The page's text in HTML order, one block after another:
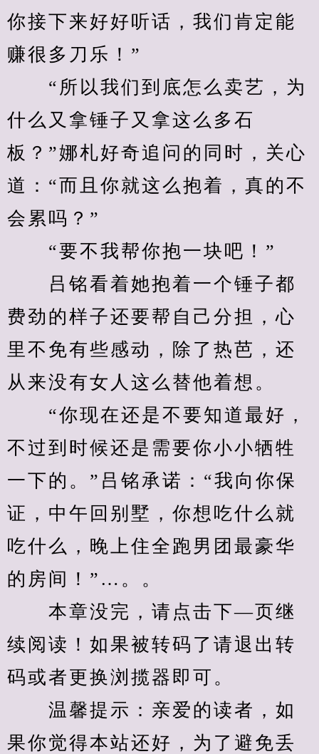
你接下来好好听话，我们肯定能
赚很多刀乐！”
“所以我们到底怎么卖艺，为
什么又拿锤子又拿这么多石
板？”娜札好奇追问的同时，关心
道：“而且你就这么抱着，真的不
会累吗？”
“要不我帮你抱一块吧！”
吕铭看着她抱着一个锤子都
费劲的样子还要帮自己分担，心
里不免有些感动，除了热芭，还
从来没有女人这么替他着想。
“你现在还是不要知道最好，
不过到时候还是需要你小小牺牲
一下的。”吕铭承诺：“我向你保
证，中午回别墅，你想吃什么就
吃什么，晚上住全跑男团最豪华
的房间！”…。。
本章没完，请点击下—页继
续阅读！如果被转码了请退出转
码或者更换浏揽器即可。
温馨提示：亲爱的读者，如
果你觉得本站还好，为了避免丢